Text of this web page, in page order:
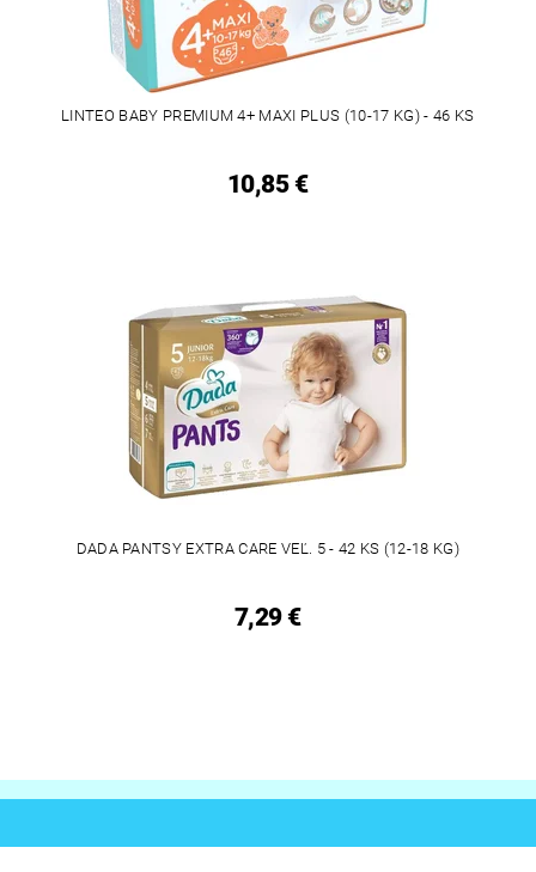
LINTEO BABY PREMIUM 4+ MAXI PLUS (10-17 KG) - 46 KS
10,85 €
DADA PANTSY EXTRA CARE VEĽ. 5 - 42 KS (12-18 KG)
7,29 €